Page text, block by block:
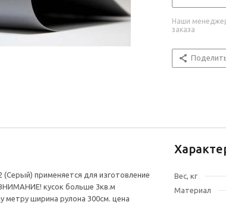
Наши
заказа
применяется для изготовление
кусок больше 3кв.м
метру ширина рулона 300см. цена
Вес, кг
Материал